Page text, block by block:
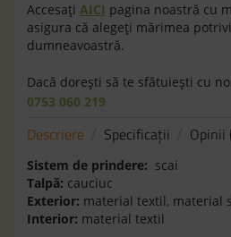
Accesaţi AICI pagina noastră cu
asigura că alegeţi mărimea
dumneavoastră.
Dacă doreşti să te sfătuieşti cu
0753 060 219
Descriere Specificaţii Opinii
Sistem de prindere: scai
Talpă: cauciuc
Exterior: material textil, material
Interior: material textil